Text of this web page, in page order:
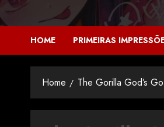
HOME PRIMEIRAS
Home The Gorilla God’s